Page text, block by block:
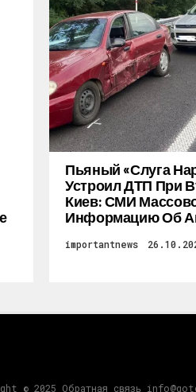
Пьяный «слуга
Устроил ДТП При
Киев: СМИ
Информацию Об
importantnews
© 2025 Обратная связь